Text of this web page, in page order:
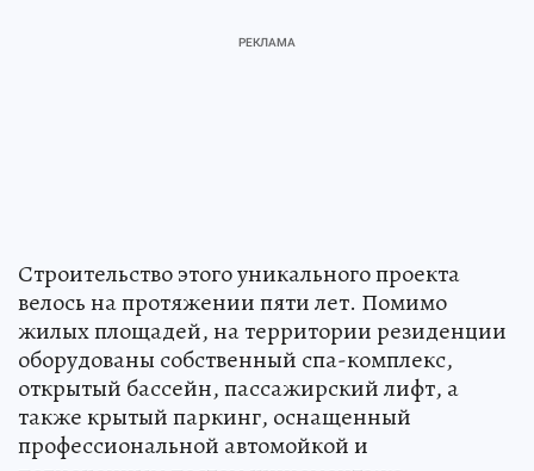
Строительство этого уникального проекта
велось на протяжении пяти лет. Помимо
жилых площадей, на территории резиденции
оборудованы собственный спа-комплекс,
открытый бассейн, пассажирский лифт, а
также крытый паркинг, оснащенный
профессиональной автомойкой и